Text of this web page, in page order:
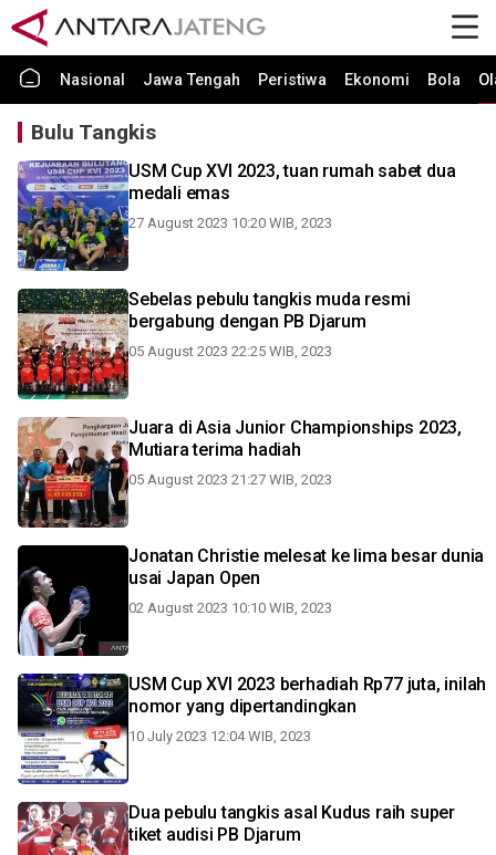
Nasional Jawa Tengah Peristiwa Ekonomi Bola
Bulu Tangkis
USM Cup XVI 2023, tuan rumah sabet dua
medali emas
27 August 2023 10:20 WIB, 2023
Sebelas pebulu tangkis muda resmi
bergabung dengan PB Djarum
05 August 2023 22:25 WIB, 2023
Juara di Asia Junior Championships 2023,
Mutiara terima hadiah
05 August 2023 21:27 WIB, 2023
Jonatan Christie melesat ke lima besar dunia
usai Japan Open
02 August 2023 10:10 WIB, 2023
USM Cup XVI 2023 berhadiah Rp77 juta, inilah
nomor yang dipertandingkan
10 July 2023 12:04 WIB, 2023
Dua pebulu tangkis asal Kudus raih super
tiket audisi PB Djarum